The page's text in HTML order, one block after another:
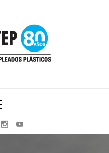
PLÁSTICOS